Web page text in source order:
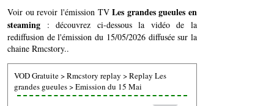
Voir ou revoir l'émission TVLes grandes gueules en
steaming : découvrez ci-dessous la vidéo de la
rediffusion de l'émission du 15/05/2026 diffusée sur la
chaine Rmcstory..
VOD Gratuite>Rmcstory replay >Replay Les
grandes gueules>Emission du 15 Mai